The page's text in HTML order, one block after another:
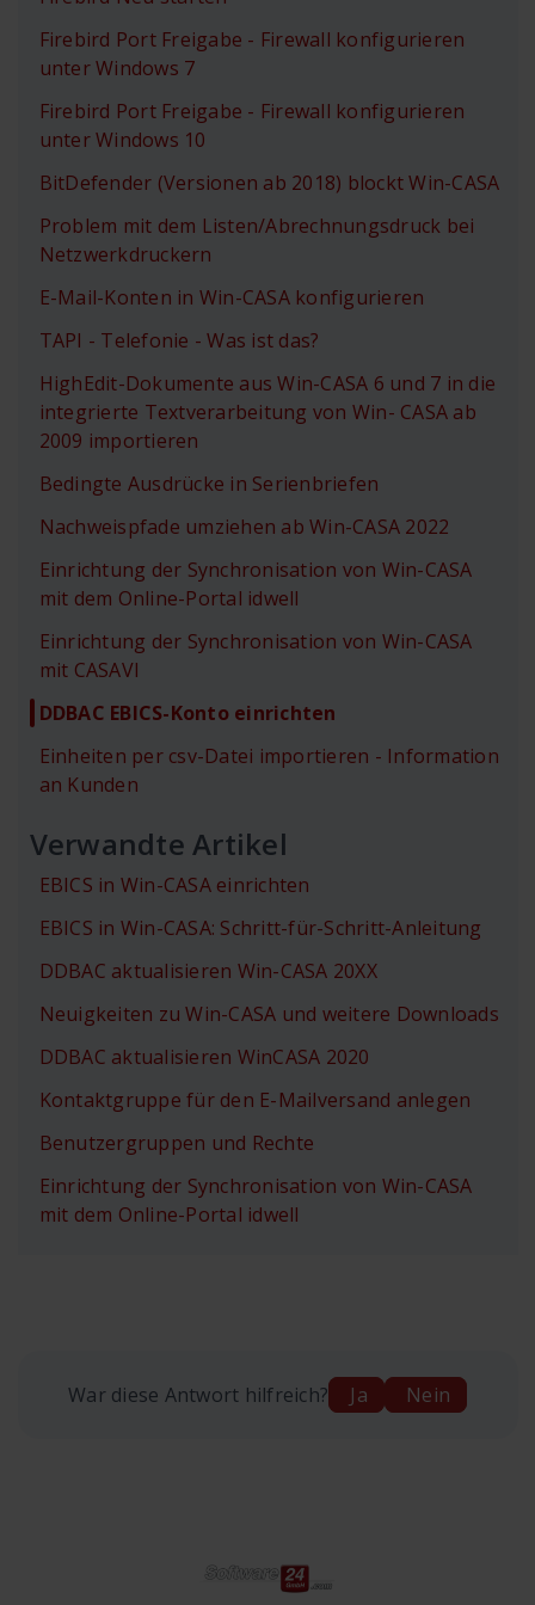
Firebird Port Freigabe - Firewall konfigurieren
unter Windows 7
Firebird Port Freigabe - Firewall konfigurieren
unter Windows 10
BitDefender (Versionen ab 2018) blockt Win-CASA
Problem mit dem Listen/Abrechnungsdruck bei
Netzwerkdruckern
E-Mail-Konten in Win-CASA konfigurieren
TAPI - Telefonie - Was ist das?
HighEdit-Dokumente aus Win-CASA 6 und 7 in die
integrierte Textverarbeitung von Win- CASA ab
2009 importieren
Bedingte Ausdrücke in Serienbriefen
Nachweispfade umziehen ab Win-CASA 2022
Einrichtung der Synchronisation von Win-CASA
mit dem Online-Portal idwell
Einrichtung der Synchronisation von Win-CASA
mit CASAVI
DDBAC EBICS-Konto einrichten
Einheiten per csv-Datei importieren - Information
an Kunden
Verwandte Artikel
EBICS in Win-CASA einrichten
EBICS in Win-CASA: Schritt-für-Schritt-Anleitung
DDBAC aktualisieren Win-CASA 20XX
Neuigkeiten zu Win-CASA und weitere Downloads
DDBAC aktualisieren WinCASA 2020
Kontaktgruppe für den E-Mailversand anlegen
Benutzergruppen und Rechte
Einrichtung der Synchronisation von Win-CASA
mit dem Online-Portal idwell
War diese Antwort hilfreich? Ja Nein